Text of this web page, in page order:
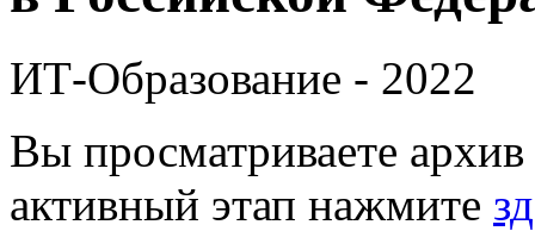
ИТ-Образование - 2022
Вы просматриваете
активный этап нажмите